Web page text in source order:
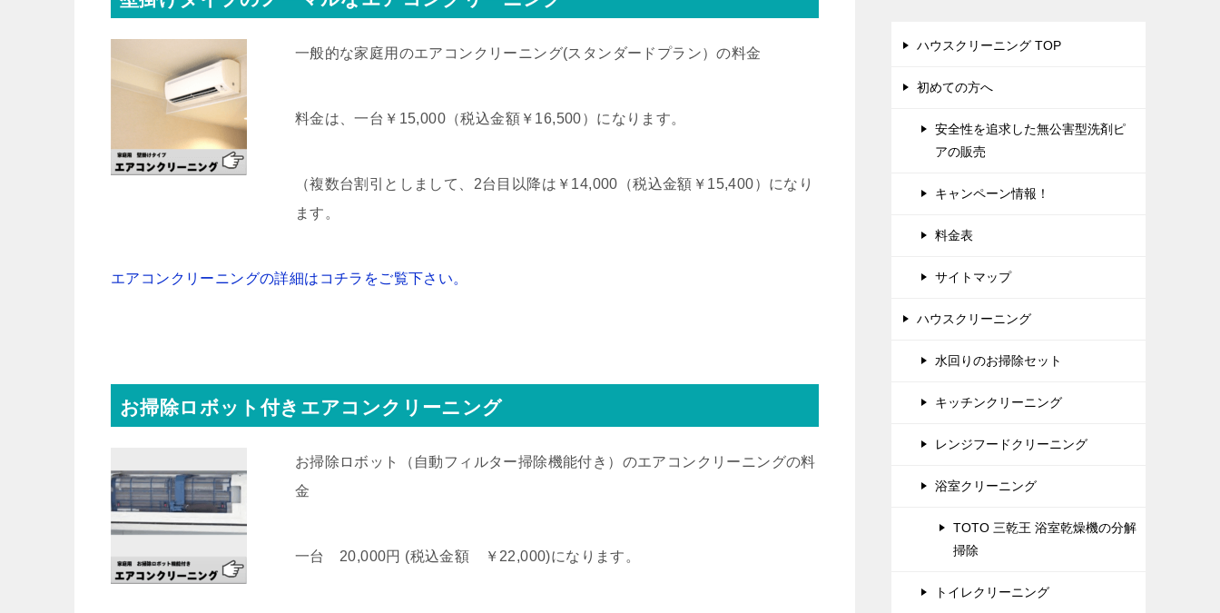
一般的な家庭用のエアコンクリーニング(スタンダードプラン）の料金
料金は、一台￥15,000（税込金額￥16,500）になります。
（複数台割引としまして、2台目以降は￥14,000（税込金額￥15,400）になり
ます。
エアコンクリーニングの詳細はコチラをご覧下さい。
お掃除ロボット付きエアコンクリーニング
お掃除ロボット（自動フィルター掃除機能付き）のエアコンクリーニングの料
金
一台 20,000円 (税込金額 ￥22,000)になります。
ハウスクリーニング TOP
初めての方へ
安全性を追求した無公害型洗剤ピ
アの販売
キャンペーン情報！
料金表
サイトマップ
ハウスクリーニング
水回りのお掃除セット
キッチンクリーニング
レンジフードクリーニング
浴室クリーニング
TOTO 三乾王 浴室乾燥機の分解
掃除
トイレクリーニング